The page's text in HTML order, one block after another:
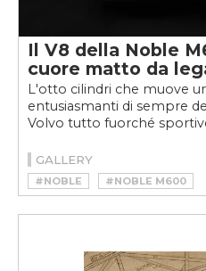
Il V8 della Noble
cuore matto da
L'otto cilindri che muove
entusiasmanti di sempre
Volvo tutto fuorché
GALLERY
#NOBLE #NOBLE M600